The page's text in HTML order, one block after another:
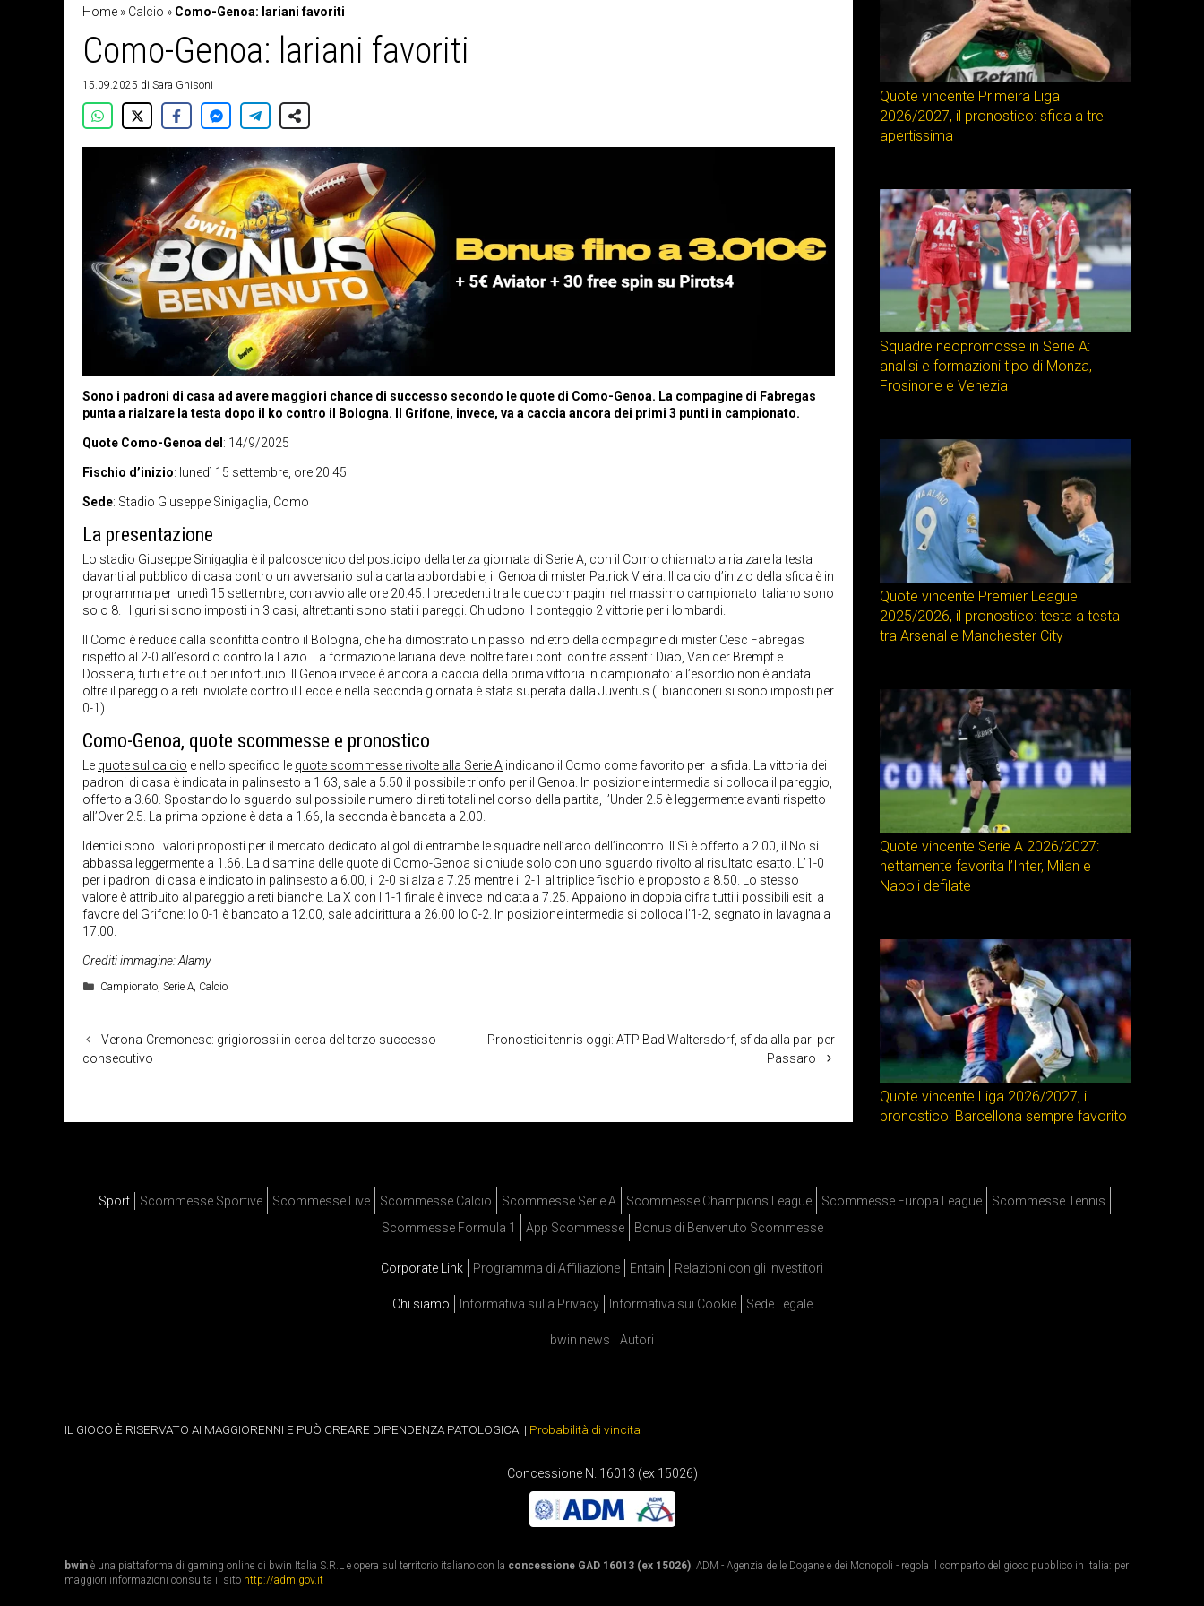
Home » Calcio » Como-Genoa: lariani favoriti
Como-Genoa: lariani favoriti
15.09.2025 di Sara Ghisoni
Sono i padroni di casa ad avere maggiori chance di successo secondo le quote di Como-Genoa. La compagine di Fabregas
punta a rialzare la testa dopo il ko contro il Bologna. Il Grifone, invece, va a caccia ancora dei primi 3 punti in campionato.
Quote Como-Genoa del: 14/9/2025
Fischio d’inizio: lunedì 15 settembre, ore 20.45
Sede: Stadio Giuseppe Sinigaglia, Como
La presentazione
Lo stadio Giuseppe Sinigaglia è il palcoscenico del posticipo della terza giornata di Serie A, con il Como chiamato a rialzare la testa
davanti al pubblico di casa contro un avversario sulla carta abbordabile, il Genoa di mister Patrick Vieira. Il calcio d’inizio della sfida è in
programma per lunedì 15 settembre, con avvio alle ore 20.45. I precedenti tra le due compagini nel massimo campionato italiano sono
solo 8. I liguri si sono imposti in 3 casi, altrettanti sono stati i pareggi. Chiudono il conteggio 2 vittorie per i lombardi.
Il Como è reduce dalla sconfitta contro il Bologna, che ha dimostrato un passo indietro della compagine di mister Cesc Fabregas
rispetto al 2-0 all’esordio contro la Lazio. La formazione lariana deve inoltre fare i conti con tre assenti: Diao, Van der Brempt e
Dossena, tutti e tre out per infortunio. Il Genoa invece è ancora a caccia della prima vittoria in campionato: all’esordio non è andata
oltre il pareggio a reti inviolate contro il Lecce e nella seconda giornata è stata superata dalla Juventus (i bianconeri si sono imposti per
0-1).
Como-Genoa, quote scommesse e pronostico
Le quote sul calcio e nello specifico le quote scommesse rivolte alla Serie A indicano il Como come favorito per la sfida. La vittoria dei
padroni di casa è indicata in palinsesto a 1.63, sale a 5.50 il possibile trionfo per il Genoa. In posizione intermedia si colloca il pareggio,
offerto a 3.60. Spostando lo sguardo sul possibile numero di reti totali nel corso della partita, l’Under 2.5 è leggermente avanti rispetto
all’Over 2.5. La prima opzione è data a 1.66, la seconda è bancata a 2.00.
Identici sono i valori proposti per il mercato dedicato al gol di entrambe le squadre nell’arco dell’incontro. Il Sì è offerto a 2.00, il No si
abbassa leggermente a 1.66. La disamina delle quote di Como-Genoa si chiude solo con uno sguardo rivolto al risultato esatto. L’1-0
per i padroni di casa è indicato in palinsesto a 6.00, il 2-0 si alza a 7.25 mentre il 2-1 al triplice fischio è proposto a 8.50. Lo stesso
valore è attribuito al pareggio a reti bianche. La X con l’1-1 finale è invece indicata a 7.25. Appaiono in doppia cifra tutti i possibili esiti a
favore del Grifone: lo 0-1 è bancato a 12.00, sale addirittura a 26.00 lo 0-2. In posizione intermedia si colloca l’1-2, segnato in lavagna a
17.00.
Crediti immagine: Alamy
Categorie
Campionato,Serie A, Calcio
Verona-Cremonese: grigiorossi in cerca del terzo successo
consecutivo
Pronostici tennis oggi: ATP Bad Waltersdorf, sfida alla pari per
Passaro
Quote vincente Primeira Liga
2026/2027, il pronostico: sfida a tre
apertissima
Squadre neopromosse in Serie A:
analisi e formazioni tipo di Monza,
Frosinone e Venezia
Quote vincente Premier League
2025/2026, il pronostico: testa a testa
tra Arsenal e Manchester City
Quote vincente Serie A 2026/2027:
nettamente favorita l’Inter, Milan e
Napoli defilate
Quote vincente Liga 2026/2027, il
pronostico: Barcellona sempre favorito
Sport Scommesse Sportive Scommesse Live Scommesse Calcio Scommesse Serie A Scommesse Champions League Scommesse Europa League
Scommesse Tennis
Scommesse Formula 1
App Scommesse Bonus di Benvenuto Scommesse
Corporate Link Programma di Affiliazione Entain Relazioni con gli investitori
Chi siamo Informativa sulla Privacy Informativa sui Cookie Sede Legale
bwin news Autori
IL GIOCO È RISERVATO AI MAGGIORENNI E PUÒ CREARE DIPENDENZA PATOLOGICA. | Probabilità di vincita
Concessione N. 16013 (ex 15026)
bwin è una piattaforma di gaming online di bwin Italia S.R.L e opera sul territorio italiano con la concessione GAD 16013 (ex 15026). ADM - Agenzia delle Dogane e dei Monopoli - regola il comparto del gioco pubblico in Italia: per
maggiori informazioni consulta il sito http://adm.gov.it